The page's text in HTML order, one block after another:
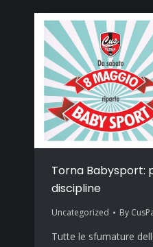
Torna Babysport:
discipline
Uncategorized By
Tutte le sfumature